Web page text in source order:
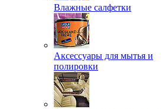
Влажные салфетки
Аксессуары для мытья и
полировки